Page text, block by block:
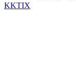
KKTIX